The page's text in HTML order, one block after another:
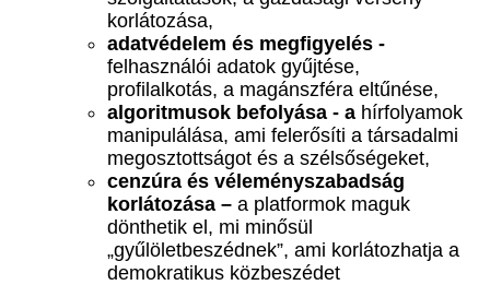
korlátozása,
adatvédelem és megfigyelés -
felhasználói adatok gyűjtése,
profilalkotás, a magánszféra eltűnése,
algoritmusok befolyása - a hírfolyamok
manipulálása, ami felerősíti a társadalmi
megosztottságot és a szélsőségeket,
cenzúra és véleményszabadság
korlátozása – a platformok maguk
dönthetik el, mi minősül
„gyűlöletbeszédnek”, ami korlátozhatja a
demokratikus közbeszédet